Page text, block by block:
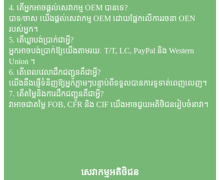
4. តើអ្នកអាចផ្តល់សេវាកម្ម OEM បានទេ?
បាទ/ចាស យើងផ្តល់សេវាកម្ម OEM ដោយផ្អែកលើការរចនា OEN
របស់អ្នក។
5. តើឃ្លាបង់ប្រាក់ជាអ្វី?
អ្នកអាចបង់ប្រាក់ឱ្យយើងតាមរយៈ T/T, LC, PayPal និង Western
Union ។
6. តើពេលវេលាដឹកជញ្ជូនគឺជាអ្វី?
យើងនឹងផ្ញើទំនិញឱ្យអ្នកភ្លាមៗបន្ទាប់ពីទទួលបានការទូទាត់ពេញលេញ។
7. តើតម្លៃនិងការដឹកជញ្ជូនគឺជាអ្វី?
វាអាចជាតម្លៃ FOB, CFR និង CIF យើងអាចជួយអតិថិជនរៀបចំនាវា។
សេវាកម្ម​អតិថិជន